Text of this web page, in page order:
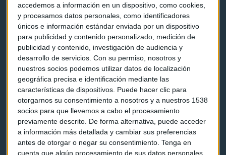
accedemos a información en un dispositivo, como cookies,
y procesamos datos personales, como identificadores
únicos e información estándar enviada por un dispositivo
para publicidad y contenido personalizado, medición de
publicidad y contenido, investigación de audiencia y
desarrollo de servicios. Con su permiso, nosotros y
nuestros socios podemos utilizar datos de localización
geográfica precisa e identificación mediante las
características de dispositivos. Puede hacer clic para
otorgarnos su consentimiento a nosotros y a nuestros 1538
socios para que llevemos a cabo el procesamiento
previamente descrito. De forma alternativa, puede acceder
a información más detallada y cambiar sus preferencias
antes de otorgar o negar su consentimiento. Tenga en
cuenta que algún procesamiento de sus datos personales
Capital Radio
Noticias
Eventos
Consultorios
Programas y podcasts